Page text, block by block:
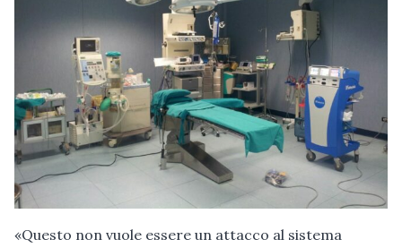
«Questo non vuole essere un attacco al sistema